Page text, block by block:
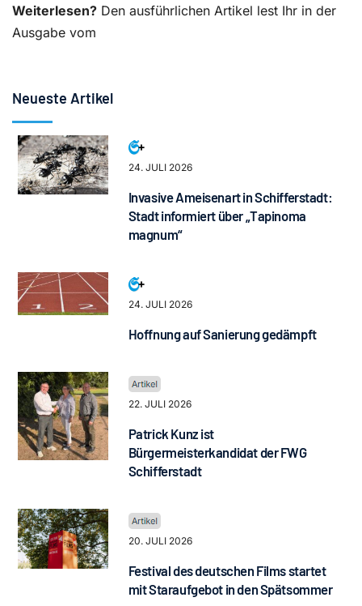
Weiterlesen? Den ausführlichen Artikel lest Ihr in der
Ausgabe vom
Neueste Artikel
24. JULI 2026
Invasive Ameisenart in Schifferstadt:
Stadt informiert über „Tapinoma
magnum“
24. JULI 2026
Hoffnung auf Sanierung gedämpft
22. JULI 2026
Patrick Kunz ist
Bürgermeisterkandidat der FWG
Schifferstadt
20. JULI 2026
Festival des deutschen Films startet
mit Staraufgebot in den Spätsommer